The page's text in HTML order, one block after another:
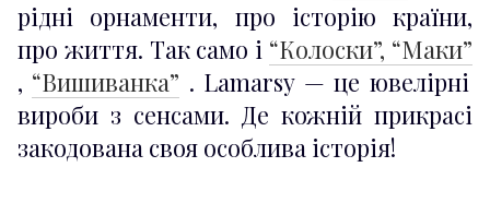
рідні орнаменти, про історію країни,
про життя. Так само і “Колоски”, “Маки”
, “Вишиванка” . Lamarsy — це ювелірні
вироби з сенсами. Де кожній прикрасі
закодована своя особлива історія!